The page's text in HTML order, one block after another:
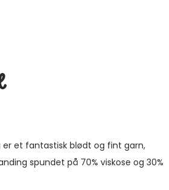
er et fantastisk blødt og fint garn,
spundet på 70% viskose og 30%